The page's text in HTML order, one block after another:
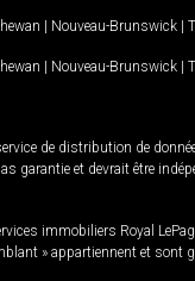
| Nouveau-Brunswick |
| Nouveau-Brunswick |
de distribution de
et devrait être
immobiliers Royal
» appartiennent et sont